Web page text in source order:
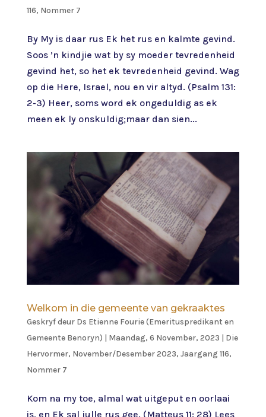
116, Nommer 7
By My is daar rus Ek het rus en kalmte gevind.
Soos ’n kindjie wat by sy moeder tevredenheid
gevind het, so het ek tevredenheid gevind. Wag
op die Here, Israel, nou en vir altyd. (Psalm 131:
2-3) Heer, soms word ek ongeduldig as ek
meen ek ly onskuldig;maar dan sien...
Welkom in die gemeente van gekraaktes
Geskryf deur Ds Etienne Fourie (Emerituspredikant en
Gemeente Benoryn) | Maandag, 6 November, 2023 | Die
Hervormer, November/Desember 2023, Jaargang 116,
Nommer 7
Kom na my toe, almal wat uitgeput en oorlaai
is, en Ek sal julle rus gee. (Matteus 11: 28) Lees